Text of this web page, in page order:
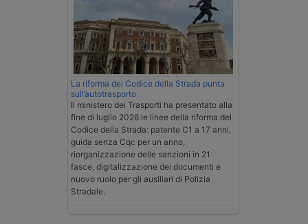
La riforma del Codice della Strada punta
sull’autotrasporto
Il ministero dei Trasporti ha presentato alla
fine di luglio 2026 le linee della riforma del
Codice della Strada: patente C1 a 17 anni,
guida senza Cqc per un anno,
riorganizzazione delle sanzioni in 21
fasce, digitalizzazione dei documenti e
nuovo ruolo per gli ausiliari di Polizia
Stradale.